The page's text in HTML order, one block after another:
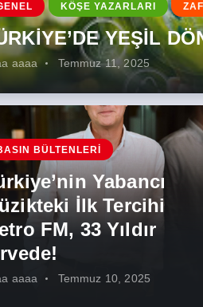
KÖŞE YAZARLARI
YEŞİL
aaaa Temmuz 11, 2025
BÜLTENLERI
Yabancı
İlk Tercihi
FM, 33 Yıldır
aaaa Temmuz 10, 2025